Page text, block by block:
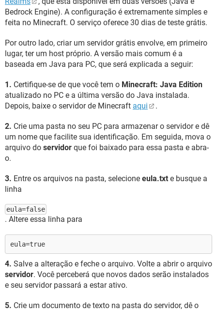
Bedrock Engine). A configuração é extremamente simples e
feita no Minecraft. O serviço oferece 30 dias de teste grátis.
Por outro lado, criar um servidor grátis envolve, em primeiro
lugar, ter um host próprio. A versão mais comum é a
baseada em Java para PC, que será explicada a seguir:
1. Certifique-se de que você tem o Minecraft: Java Edition
atualizado no PC e a última versão do Java instalada.
Depois, baixe o servidor de Minecraft aqui .
2. Crie uma pasta no seu PC para armazenar o servidor e dê
um nome que facilite sua identificação. Em seguida, mova o
arquivo do servidor que foi baixado para essa pasta e abra-
o.
3. Entre os arquivos na pasta, selecione eula.txt e busque a
linha
eula=false
. Altere essa linha para
eula=true
4. Salve a alteração e feche o arquivo. Volte a abrir o arquivo
servidor. Você perceberá que novos dados serão instalados
e seu servidor passará a estar ativo.
5. Crie um documento de texto na pasta do servidor, dê o